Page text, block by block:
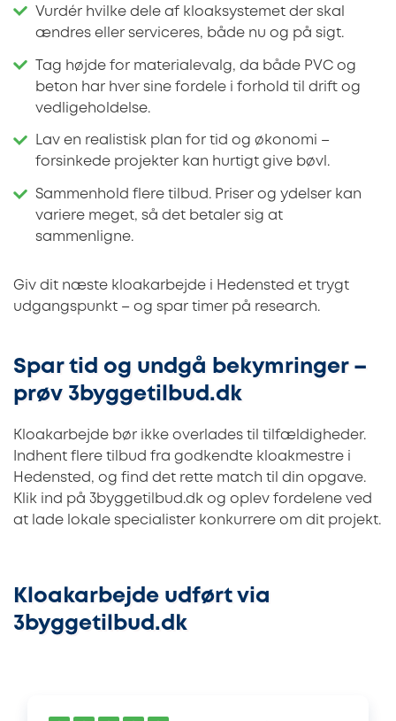
Vurdér hvilke dele af kloaksystemet der skal
ændres eller serviceres, både nu og på sigt.
Tag højde for materialevalg, da både PVC og
beton har hver sine fordele i forhold til drift og
vedligeholdelse.
Lav en realistisk plan for tid og økonomi –
forsinkede projekter kan hurtigt give bøvl.
Sammenhold flere tilbud. Priser og ydelser kan
variere meget, så det betaler sig at
sammenligne.
Giv dit næste kloakarbejde i Hedensted et trygt
udgangspunkt – og spar timer på research.
Spar tid og undgå bekymringer –
prøv 3byggetilbud.dk
Kloakarbejde bør ikke overlades til tilfældigheder.
Indhent flere tilbud fra godkendte kloakmestre i
Hedensted, og find det rette match til din opgave.
Klik ind på 3byggetilbud.dk og oplev fordelene ved
at lade lokale specialister konkurrere om dit projekt.
Kloakarbejde udført via
3byggetilbud.dk